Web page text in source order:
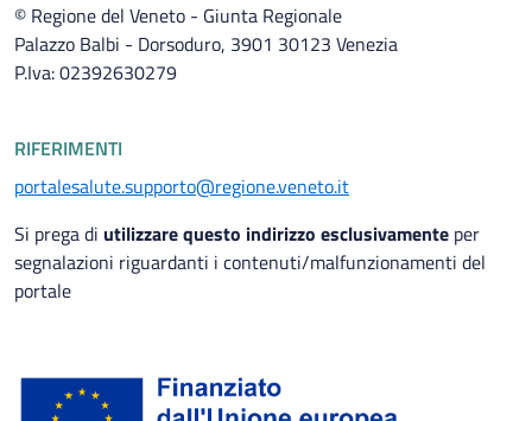
© Regione del Veneto - Giunta Regionale
Palazzo Balbi - Dorsoduro, 3901 30123 Venezia
P.Iva: 02392630279
RIFERIMENTI
portalesalute.supporto@regione.veneto.it
Si prega di utilizzare questo indirizzo esclusivamente per
segnalazioni riguardanti i contenuti/malfunzionamenti del
portale